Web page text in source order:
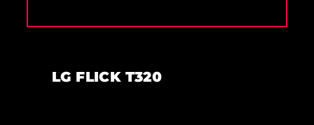
LG FLICK T320